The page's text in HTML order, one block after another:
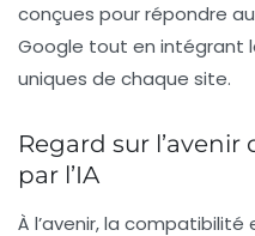
conçues pour répondre
Google tout en intégrant
uniques de chaque site.
Regard sur
par l’IA
À l’avenir, la